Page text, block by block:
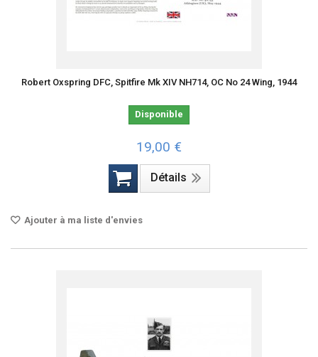
Robert Oxspring DFC, Spitfire Mk XIV NH714, OC No 24 Wing, 1944
Disponible
19,00 €
Détails
Ajouter à ma liste d'envies